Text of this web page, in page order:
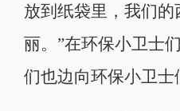
放到纸袋里，我们
丽。”在环保小卫士
们也边向环保小卫士